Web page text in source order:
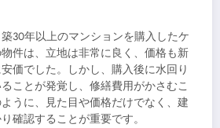
30年以上のマンションを購入したケ
件は、立地は非常に良く、価格も新
価でした。しかし、購入後に水回り
ことが発覚し、修繕費用がかさむこ
うに、見た目や価格だけでなく、建
確認することが重要です。